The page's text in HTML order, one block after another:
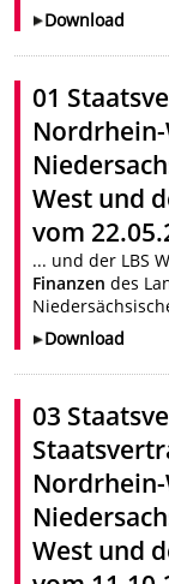
Download
01
West und
vom
... und der LBS
Finanzen des
Download
03
West und